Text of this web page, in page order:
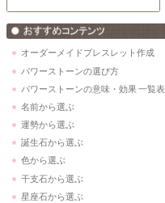
オーダーメイドブレスレット作成
パワーストーンの選び方
パワーストーンの意味・効果 一覧表
名前から選ぶ
運勢から選ぶ
誕生石から選ぶ
色から選ぶ
干支石から選ぶ
星座石から選ぶ